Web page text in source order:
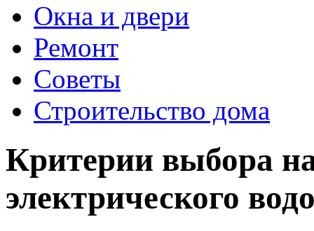
Окна и двери
Ремонт
Советы
Строительство дома
Критерии выбора
электрического